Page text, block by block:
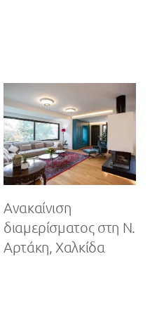
Ανακαίνιση
διαμερίσματος στη Ν.
Αρτάκη, Χαλκίδα